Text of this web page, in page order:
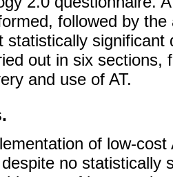
followed by
statistically
out in six sections,
and use of AT.
of low-
no statistically